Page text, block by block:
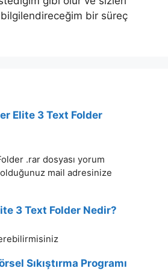
bir süreç
Elite 3 Text Folder
.rar dosyası yorum
mail adresinize
3 Text Folder Nedir?
Sıkıştırma Programı